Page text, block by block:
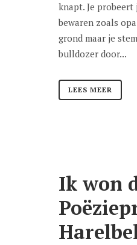
knapt. Je probeert
bewaren zoals
grond maar je
bulldozer door...
LEES MEER
Ik won